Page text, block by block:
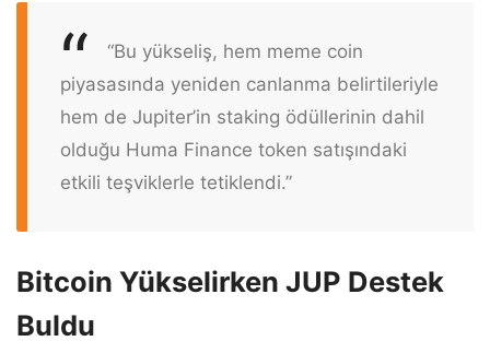
“Bu yükseliş, hem meme coin
piyasasında yeniden canlanma belirtileriyle
hem de Jupiter’in staking ödüllerinin dahil
olduğu Huma Finance token satışındaki
etkili teşviklerle tetiklendi.”
Bitcoin Yükselirken JUP Destek
Buldu